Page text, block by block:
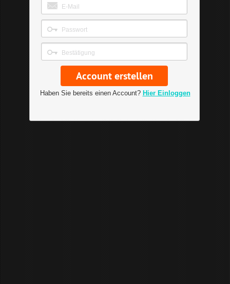
Haben Sie bereits einen Account? Hier Einloggen